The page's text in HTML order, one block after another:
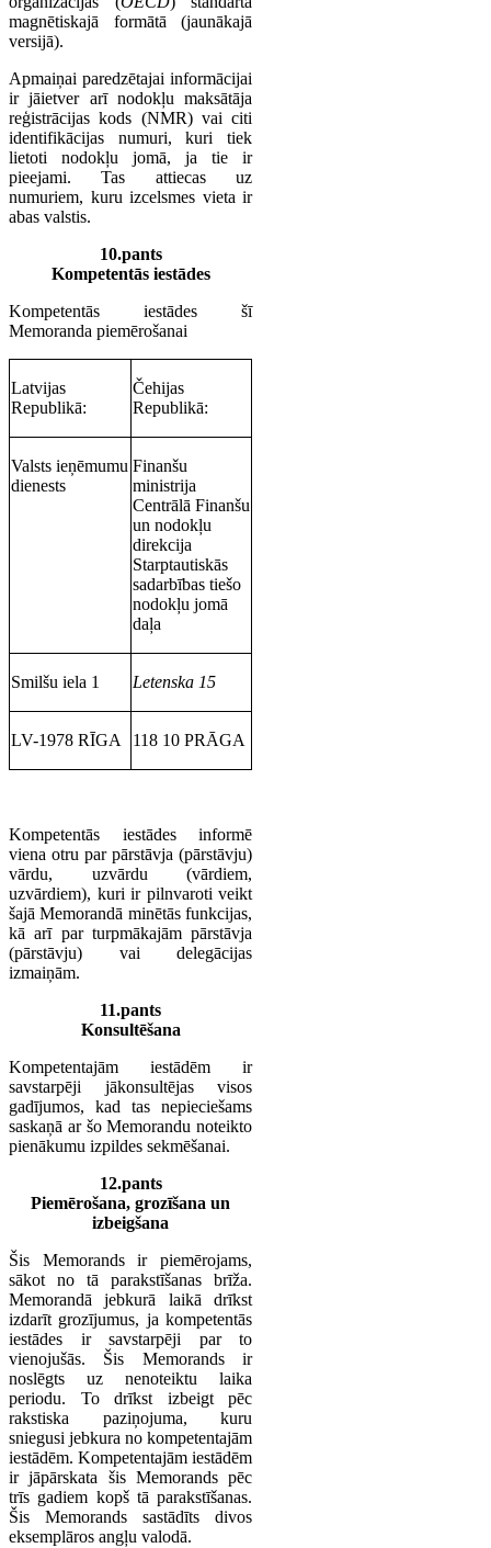
magnētiskajā formātā (jaunākajā
versijā).
Apmaiņai paredzētajai informācijai
ir jāietver arī nodokļu maksātāja
reģistrācijas kods (NMR) vai citi
identifikācijas numuri, kuri tiek
lietoti nodokļu jomā, ja tie ir
pieejami. Tas attiecas uz
numuriem, kuru izcelsmes vieta ir
abas valstis.
10.pants
Kompetentās iestādes
Kompetentās iestādes šī
Memoranda piemērošanai
Latvijas
Republikā:
Čehijas
Republikā:
Valsts ieņēmumu
dienests
Finanšu
ministrija
Centrālā Finanšu
un nodokļu
direkcija
Starptautiskās
sadarbības tiešo
nodokļu jomā
daļa
Smilšu iela 1 Letenska 15
LV-1978 RĪGA 118 10 PRĀGA
Kompetentās iestādes informē
viena otru par pārstāvja (pārstāvju)
vārdu, uzvārdu (vārdiem,
uzvārdiem), kuri ir pilnvaroti veikt
šajā Memorandā minētās funkcijas,
kā arī par turpmākajām pārstāvja
(pārstāvju) vai delegācijas
izmaiņām.
11.pants
Konsultēšana
Kompetentajām iestādēm ir
savstarpēji jākonsultējas visos
gadījumos, kad tas nepieciešams
saskaņā ar šo Memorandu noteikto
pienākumu izpildes sekmēšanai.
12.pants
Piemērošana, grozīšana un
izbeigšana
Šis Memorands ir piemērojams,
sākot no tā parakstīšanas brīža.
Memorandā jebkurā laikā drīkst
izdarīt grozījumus, ja kompetentās
iestādes ir savstarpēji par to
vienojušās. Šis Memorands ir
noslēgts uz nenoteiktu laika
periodu. To drīkst izbeigt pēc
rakstiska paziņojuma, kuru
sniegusi jebkura no kompetentajām
iestādēm. Kompetentajām iestādēm
ir jāpārskata šis Memorands pēc
trīs gadiem kopš tā parakstīšanas.
Šis Memorands sastādīts divos
eksemplāros angļu valodā.